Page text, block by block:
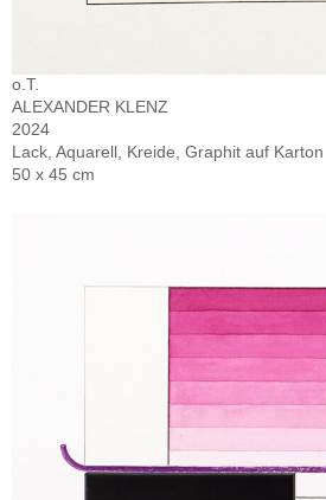
o.T.
ALEXANDER KLENZ
2024
Lack, Aquarell, Kreide, Graphit auf Karton
50 x 45 cm